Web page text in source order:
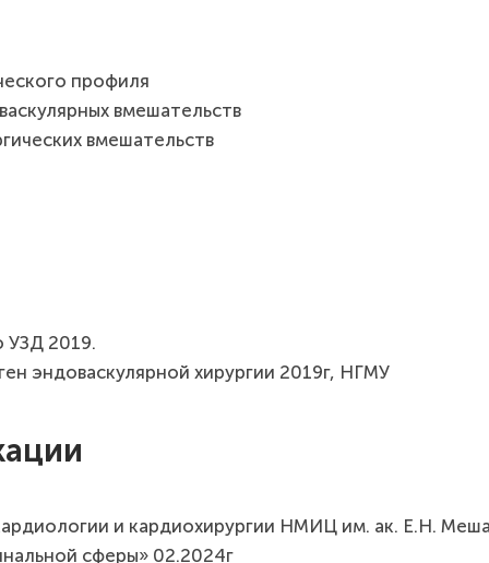
профиля
вмешательств
вмешательств
УЗД 2019.
эндоваскулярной хирургии 2019г, НГМУ
и кардиохирургии НМИЦ им. ак. Е.Н.
сферы» 02.2024г